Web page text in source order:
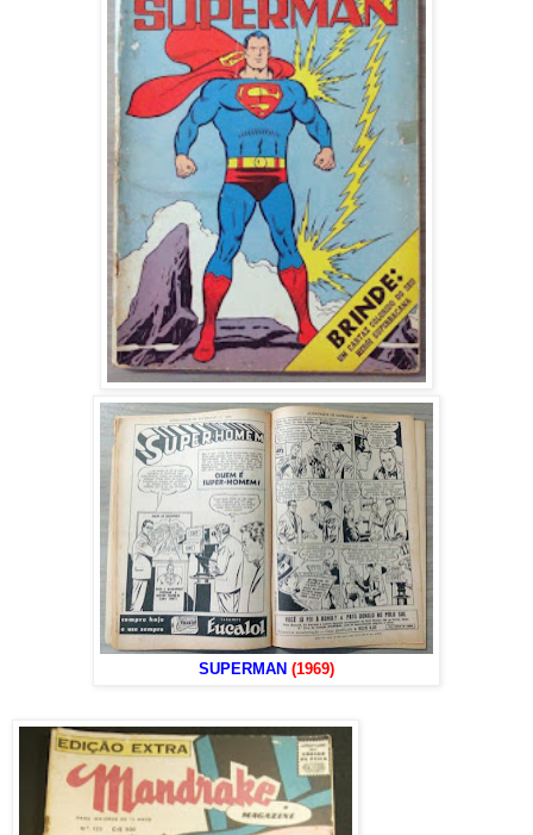
SUPERMAN (1969)